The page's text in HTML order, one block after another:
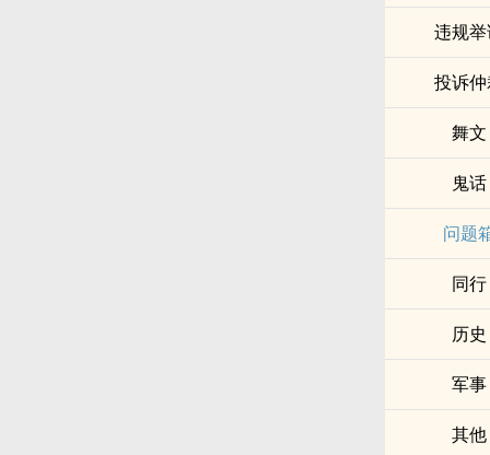
违规
投诉
舞文
鬼话
问题
同行
历史
军事
其他